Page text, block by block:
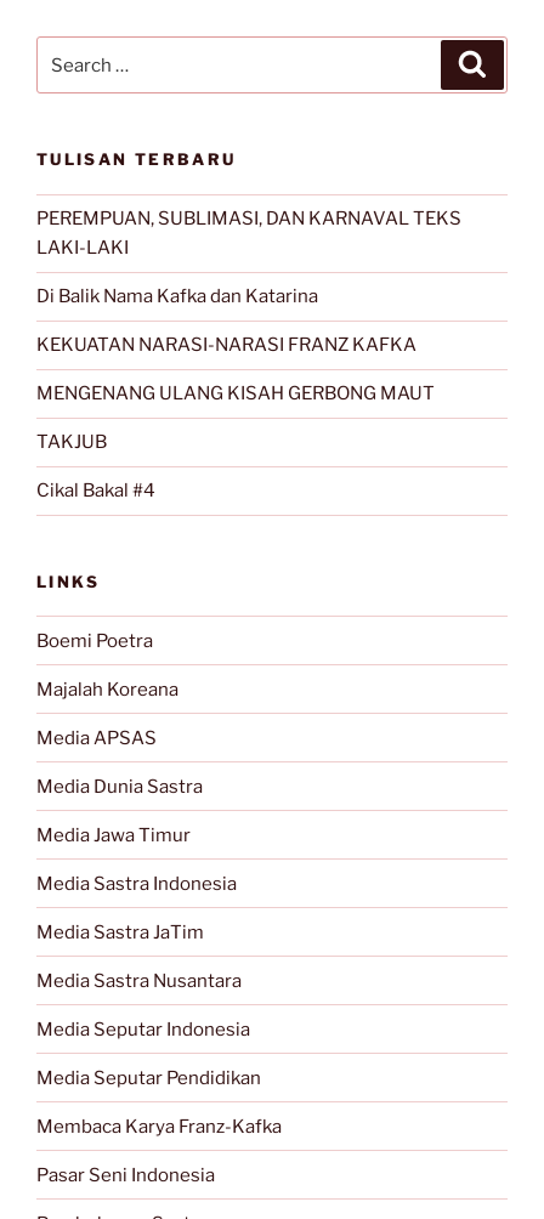
for:
TULISAN TERBARU
PEREMPUAN, SUBLIMASI, DAN KARNAVAL TEKS
LAKI-LAKI
Di Balik Nama Kafka dan Katarina
KEKUATAN NARASI-NARASI FRANZ KAFKA
MENGENANG ULANG KISAH GERBONG MAUT
TAKJUB
Cikal Bakal #4
LINKS
Boemi Poetra
Majalah Koreana
Media APSAS
Media Dunia Sastra
Media Jawa Timur
Media Sastra Indonesia
Media Sastra JaTim
Media Sastra Nusantara
Media Seputar Indonesia
Media Seputar Pendidikan
Membaca Karya Franz-Kafka
Pasar Seni Indonesia